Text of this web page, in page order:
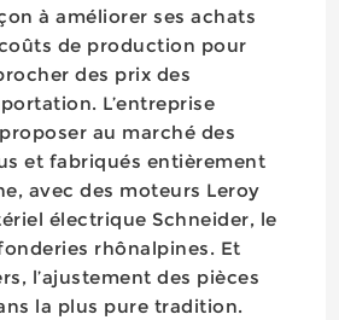
à améliorer ses achats
de production pour
des prix des
L’entreprise
au marché des
et fabriqués entièrement
avec des moteurs Leroy
électrique Schneider, le
rhônalpines. Et
l’ajustement des pièces
la plus pure tradition.